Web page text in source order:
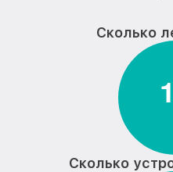
Сколько
1
Сколько